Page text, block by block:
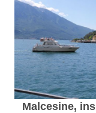
Malcesine,